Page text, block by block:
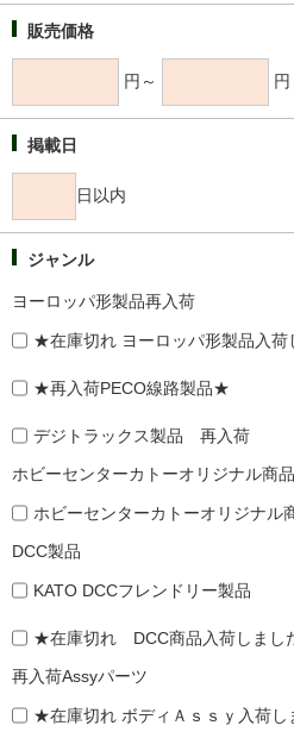
販売価格
円～ 円
掲載日
日以内
ジャンル
ヨーロッパ形製品再入荷
★在庫切れ ヨーロッパ形製品入
★再入荷PECO線路製品★
デジトラックス製品 再入荷
ホビーセンターカトーオリジナル商品
ホビーセンターカトーオリジナル
DCC製品
KATO DCCフレンドリー製品
★在庫切れ DCC商品入荷しまし
再入荷Assyパーツ
★在庫切れ ボディＡｓｓｙ入荷